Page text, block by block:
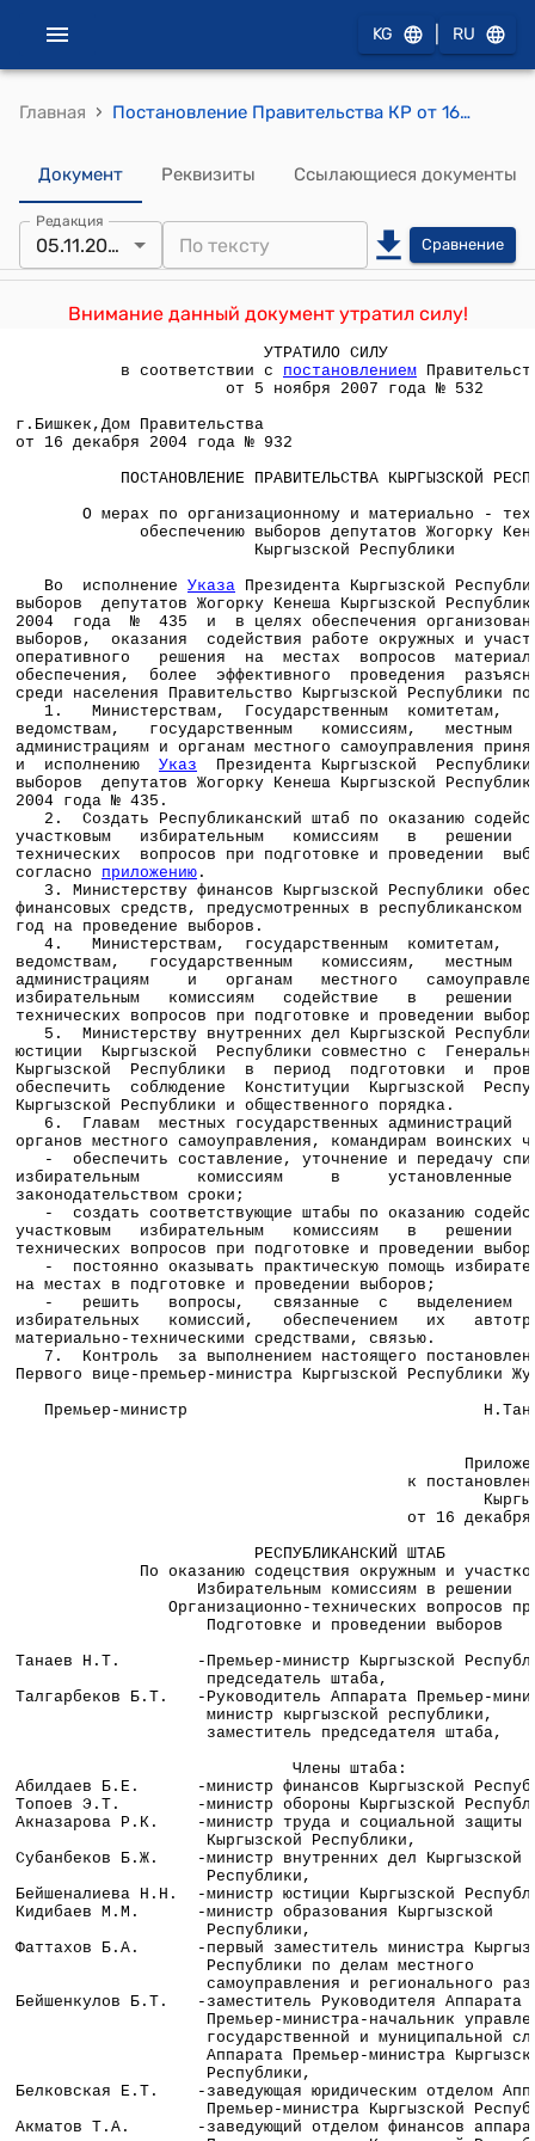
KG RU
Главная › Постановление Правительства КР от 16 декабря 2004 года № 932 "О мерах по организационному и материально - техническому обеспечению выборов депутатов Жогорку Кенеша Кыргызской Республики"
Документ Реквизиты Ссылающиеся документы
Редакция
05.11.2007 Сравнение
Внимание данный документ утратил силу!